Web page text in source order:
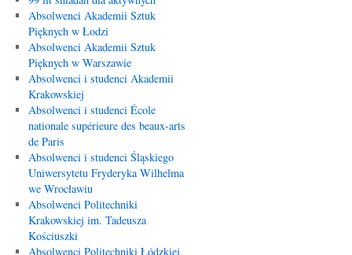
Absolwenci Akademii Sztuk
Pięknych w Łodzi
Absolwenci Akademii Sztuk
Pięknych w Warszawie
Absolwenci i studenci Akademii
Krakowskiej
Absolwenci i studenci École
nationale supérieure des beaux-arts
de Paris
Absolwenci i studenci Śląskiego
Uniwersytetu Fryderyka Wilhelma
we Wrocławiu
Absolwenci Politechniki
Krakowskiej im. Tadeusza
Kościuszki
Absolwenci Politechniki Łódzkiej